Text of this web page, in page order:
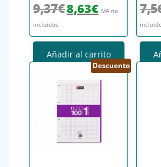
9,37€ El precio original era: 9,37€.
8,63€El precio actual es:
IVA no
incluidos
Añadir al carrito
Descuento